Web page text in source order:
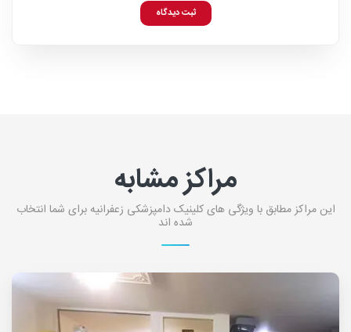
ثبت دیدگاه
مراکز مشابه
این مراکز مطابق با ویژگی های کلینیک دامپزشکی زعفرانیه برای شما انتخاب
شده اند